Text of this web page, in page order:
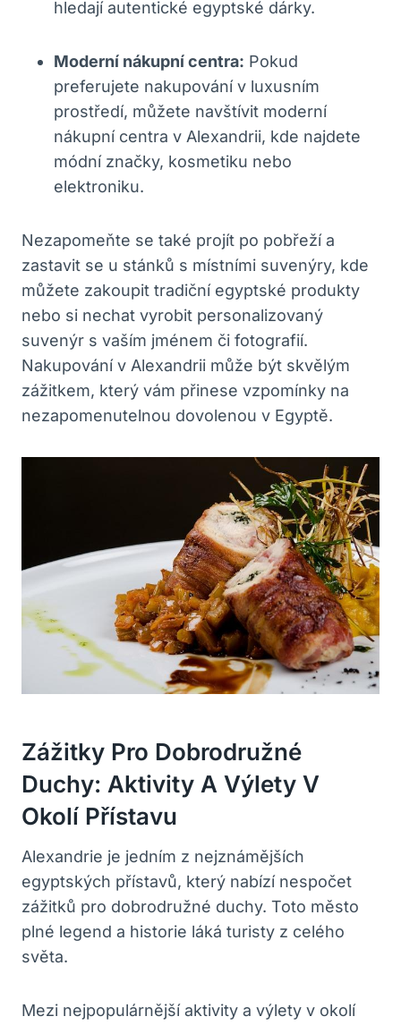
hledají autentické egyptské dárky.
Moderní nákupní centra: Pokud
preferujete nakupování v luxusním
prostředí, můžete navštívit moderní
nákupní centra v Alexandrii, kde najdete
módní značky, kosmetiku nebo
elektroniku.
Nezapomeňte se také projít po pobřeží a
zastavit se u stánků s místními suvenýry, kde
můžete zakoupit tradiční egyptské produkty
nebo si nechat vyrobit personalizovaný
suvenýr s vaším jménem či fotografií.
Nakupování v Alexandrii může být skvělým
zážitkem, který vám přinese vzpomínky na
nezapomenutelnou dovolenou v Egyptě.
Zážitky Pro Dobrodružné
Duchy: Aktivity A Výlety V
Okolí Přístavu
Alexandrie je jedním z nejznámějších
egyptských přístavů, který nabízí nespočet
zážitků pro dobrodružné duchy. Toto město
plné legend a historie láká turisty z celého
světa.
Mezi nejpopulárnější aktivity a výlety v okolí